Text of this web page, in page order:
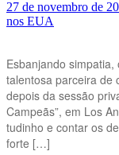
27 de novembro de
nos EUA
Esbanjando
talentosa parceira de
depois da sessão
Campeãs”, em Los
tudinho e contar os
forte […]